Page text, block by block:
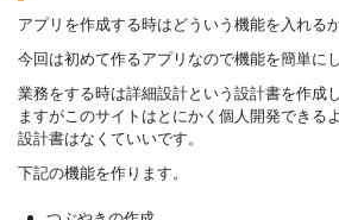
アプリを作成する時はどういう機能を入れる
今回は初めて作るアプリなので機能を簡単にし
業務をする時は詳細設計という設計書を作成
ますがこのサイトはとにかく個人開発できる
設計書はなくていいです。
下記の機能を作ります。